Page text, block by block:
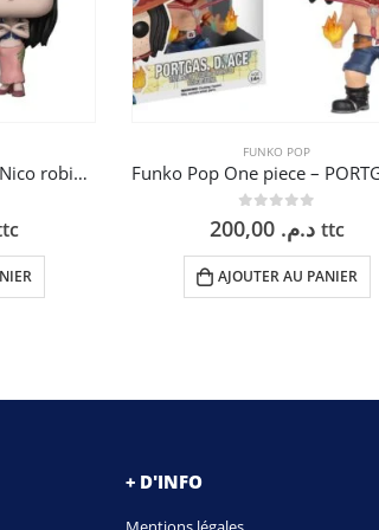
Funko Pop One piece – Nico robin – 9 cm
FUNKO POP
0 sur 5د.م. 200,00 ttc
AJOUTER AU PANIER
+ D'INFO